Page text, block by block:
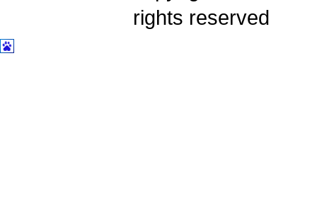
rights reserved